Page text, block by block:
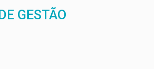
GESTÃO